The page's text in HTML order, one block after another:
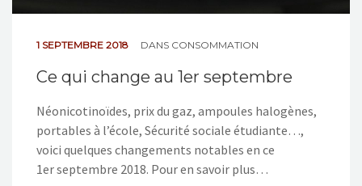
1 SEPTEMBRE 2018 DANS CONSOMMATION
Ce qui change au 1er septembre
Néonicotinoïdes, prix du gaz, ampoules halogènes,
portables à l’école, Sécurité sociale étudiante…,
voici quelques changements notables en ce
1er septembre 2018. Pour en savoir plus…